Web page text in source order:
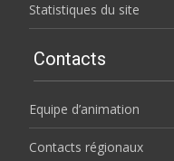
Statistiques du site
Contacts
Equipe d’animation
Contacts régionaux